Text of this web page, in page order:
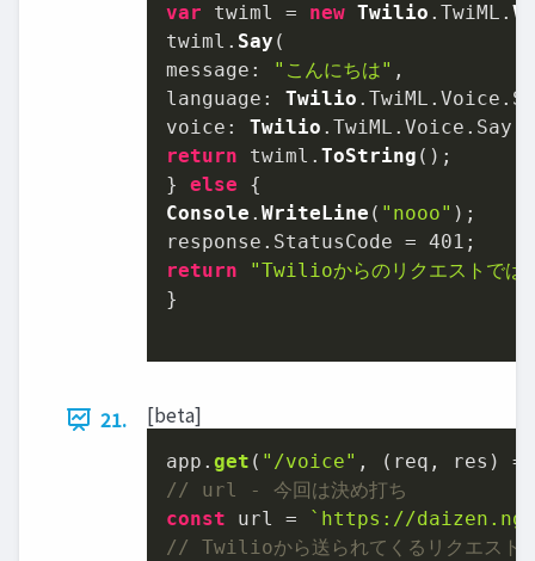
var twiml = new Twilio . TwiML .
twiml. Say
message : "こんにちは"
language : Twilio . TwiML . Voice .
voice : Twilio . TwiML . Voice . Say
return twiml. ToString ();
} else
Console . WriteLine ( "nooo" );
response. StatusCode = 401
return
"Twilioからのリクエストでは
}
21. [beta]
app. get ( "/voice" , ( req, res ) =>
// url - 今回は決め打ち
const url =
`https://
// Twilioから送られてくるリクエストの